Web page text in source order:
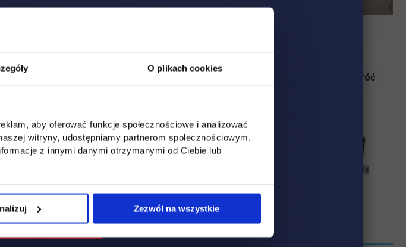
O plikach cookies
aby oferować funkcje społecznościowe i analizować
witryny, udostępniamy partnerom społecznościowym,
z innymi danymi otrzymanymi od Ciebie lub
Zezwól na wszystkie
Wróć